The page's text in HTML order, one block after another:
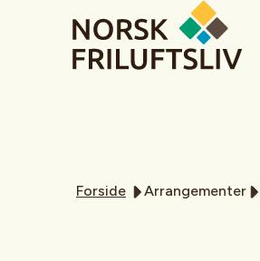
Forside Arrangementer